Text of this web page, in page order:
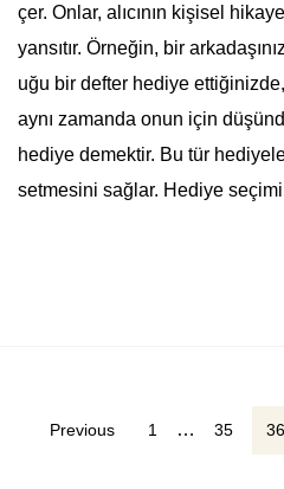
çer. Onlar, alıcının kişisel
yansıtır. Örneğin, bir
uğu bir defter hediye
aynı zamanda onun için
hediye demektir. Bu tür
setmesini sağlar. Hediye
YazıPrevious 1 … 35 36